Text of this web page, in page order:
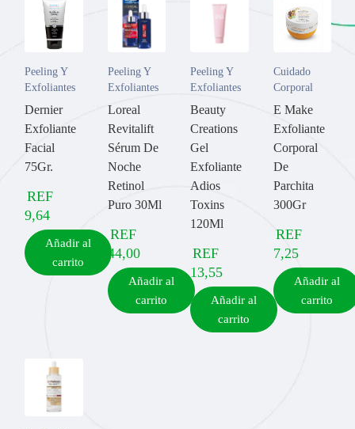
Peeling Y
Exfoliantes
Dernier
Exfoliante
Facial
75Gr.
REF
9,64
Añadir al
carrito
Peeling Y
Exfoliantes
Loreal
Revitalift
Sérum De
Noche
Retinol
Puro 30Ml
REF
44,00
Añadir al
carrito
Peeling Y
Exfoliantes
Beauty
Creations
Gel
Exfoliante
Adios
Toxins
120Ml
REF
13,55
Añadir al
carrito
Cuidado
Corporal
E Make
Exfoliante
Corporal
De
Parchita
300Gr
REF
7,25
Añadir al
carrito